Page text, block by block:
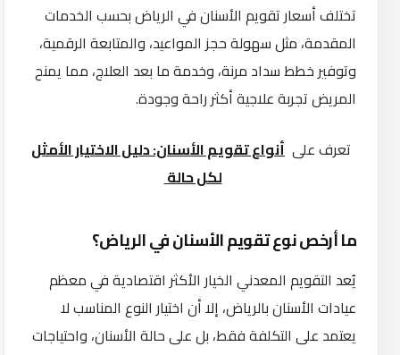
تختلف أسعار تقويم الأسنان في الرياض بحسب الخدمات
المقدمة، مثل سهولة حجز المواعيد، والمتابعة الرقمية،
وتوفير خطط سداد مرنة، وخدمة ما بعد العلاج، مما يمنح
المريض تجربة علاجية أكثر راحة وجودة.
تعرف على أنواع تقويم الأسنان: دليل الاختيار الأمثل
لكل حالة
ما أرخص نوع تقويم الأسنان في الرياض؟
يُعد التقويم المعدني الخيار الأكثر اقتصادية في معظم
عيادات الأسنان بالرياض، إلا أن اختيار النوع المناسب لا
يعتمد على التكلفة فقط، بل على حالة الأسنان، واحتياجات